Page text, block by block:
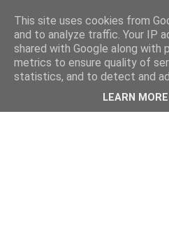
This site uses cookies from
and to analyze traffic. Your IP
shared with Google along with
metrics to ensure quality of
statistics, and to detect and
LEARN MORE